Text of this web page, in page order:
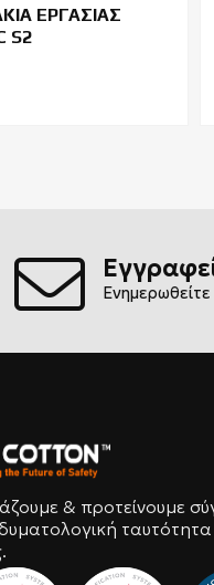
ΕΡΓΑΣΙΑΣ
S2
& προτείνουμε